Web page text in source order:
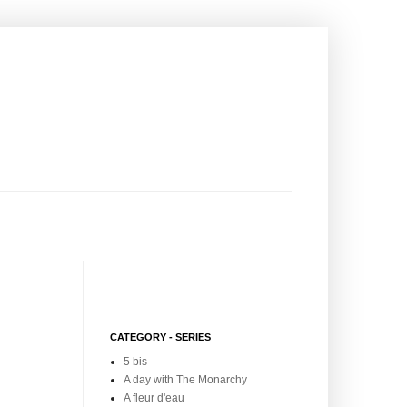
CATEGORY - SERIES
5 bis
A day with The Monarchy
A fleur d'eau